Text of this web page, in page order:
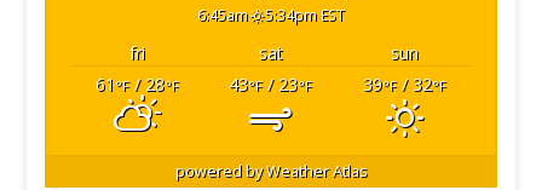
6:45am 5:34pm EST
fri sat
sun
61 °F/ 28°F 43°F/ 23°F 39°F/ 32°F
powered byWeather Atlas